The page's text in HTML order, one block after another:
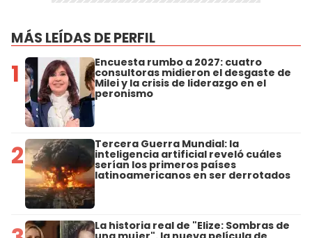
MÁS LEÍDAS DE PERFIL
1 Encuesta rumbo a 2027: cuatro
consultoras midieron el desgaste de
Milei y la crisis de liderazgo en el
peronismo
2 Tercera Guerra Mundial: la
inteligencia artificial reveló cuáles
serían los primeros países
latinoamericanos en ser derrotados
La historia real de "Elize: Sombras de